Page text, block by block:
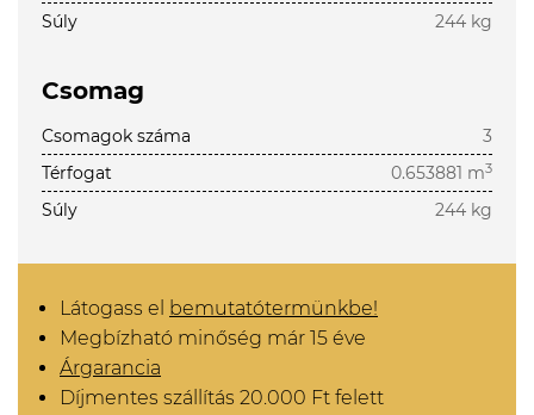
Súly
244 kg
Csomag
Csomagok száma
3
Térfogat
0.653881 m3
Súly 244 kg
Látogass el bemutatótermünkbe!
Megbízható minőség már 15 éve
Árgarancia
Díjmentes szállítás 20.000 Ft felett